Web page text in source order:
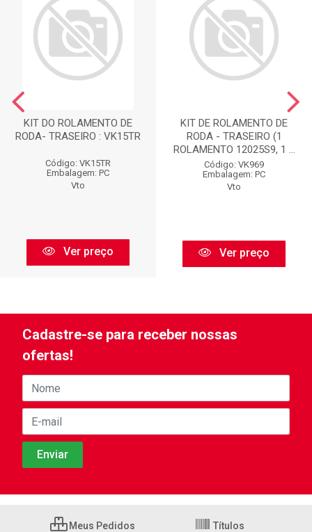
KIT DO ROLAMENTO DE
RODA- TRASEIRO : VK15TR
Código: VK15TR
Embalagem: PC
Vto
Ver preço
KIT DE ROLAMENTO DE
RODA - TRASEIRO (1
ROLAMENTO 12025S9, 1 ...
Código: VK969
Embalagem: PC
Vto
Ver preço
Cadastre-se para receber nossas
ofertas!
Meus Pedidos Títulos